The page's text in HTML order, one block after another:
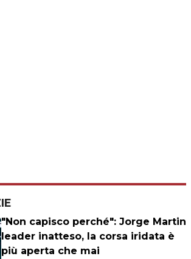
"Non capisco perché": Jorge Martin
leader inatteso, la corsa iridata è
più aperta che mai